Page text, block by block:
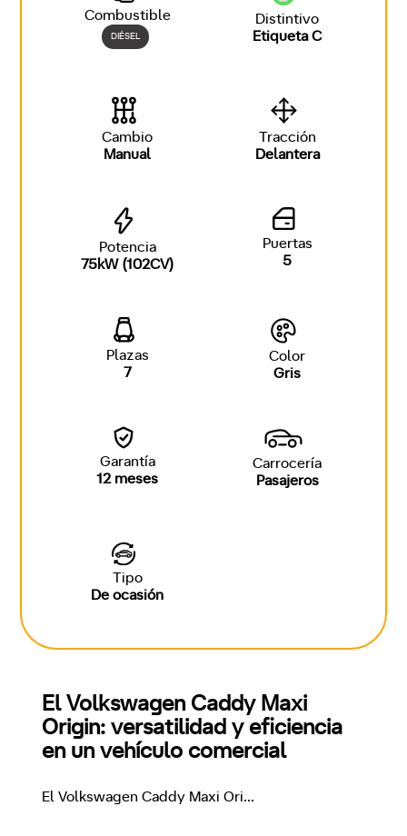
Combustible
DIÉSEL
Distintivo
Etiqueta C
Cambio
Manual
Tracción
Delantera
Potencia
75kW (102CV)
Puertas
5
Plazas
7
Color
Gris
Garantía
12 meses
Carrocería
Pasajeros
Tipo
De ocasión
El Volkswagen Caddy Maxi
Origin: versatilidad y eficiencia
en un vehículo comercial
El Volkswagen Caddy Maxi Ori...